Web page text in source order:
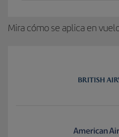
Mira cómo se aplica en